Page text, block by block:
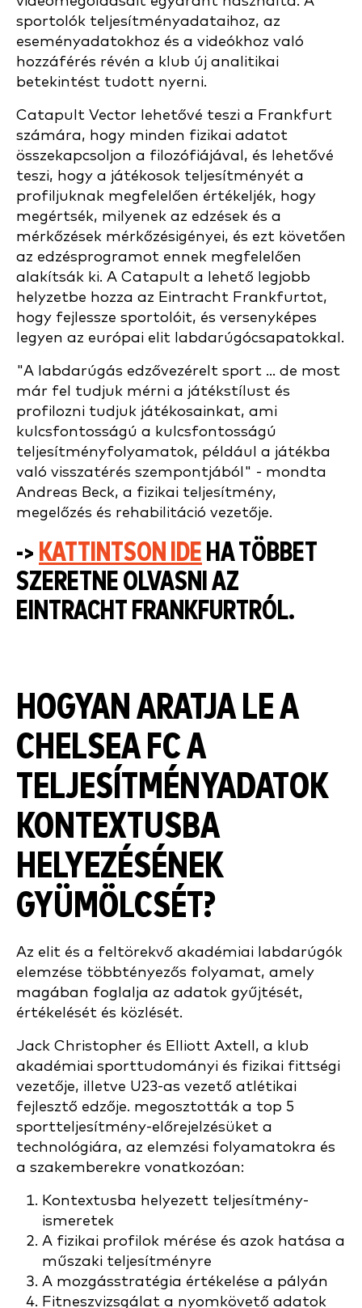
sportolók teljesítményadataihoz, az
eseményadatokhoz és a videókhoz való
hozzáférés révén a klub új analitikai
betekintést tudott nyerni.
Catapult Vector lehetővé teszi a Frankfurt
számára, hogy minden fizikai adatot
összekapcsoljon a filozófiájával, és lehetővé
teszi, hogy a játékosok teljesítményét a
profiljuknak megfelelően értékeljék, hogy
megértsék, milyenek az edzések és a
mérkőzések mérkőzésigényei, és ezt követően
az edzésprogramot ennek megfelelően
alakítsák ki. A Catapult a lehető legjobb
helyzetbe hozza az Eintracht Frankfurtot,
hogy fejlessze sportolóit, és versenyképes
legyen az európai elit labdarúgócsapatokkal.
"A labdarúgás edzővezérelt sport ... de most
már fel tudjuk mérni a játékstílust és
profilozni tudjuk játékosainkat, ami
kulcsfontosságú a kulcsfontosságú
teljesítményfolyamatok, például a játékba
való visszatérés szempontjából" - mondta
Andreas Beck, a fizikai teljesítmény,
megelőzés és rehabilitáció vezetője.
-> KATTINTSON IDE HA TÖBBET
SZERETNE OLVASNI AZ
EINTRACHT FRANKFURTRÓL.
HOGYAN ARATJA LE A
CHELSEA FC A
TELJESÍTMÉNYADATOK
KONTEXTUSBA
HELYEZÉSÉNEK
GYÜMÖLCSÉT?
Az elit és a feltörekvő akadémiai labdarúgók
elemzése többtényezős folyamat, amely
magában foglalja az adatok gyűjtését,
értékelését és közlését.
Jack Christopher és Elliott Axtell, a klub
akadémiai sporttudományi és fizikai fittségi
vezetője, illetve U23-as vezető atlétikai
fejlesztő edzője. megosztották a top 5
sportteljesítmény-előrejelzésüket a
technológiára, az elemzési folyamatokra és
a szakemberekre vonatkozóan:
Kontextusba helyezett teljesítmény-
ismeretek
A fizikai profilok mérése és azok hatása a
műszaki teljesítményre
A mozgásstratégia értékelése a pályán
Fitneszvizsgálat a nyomkövető adatok